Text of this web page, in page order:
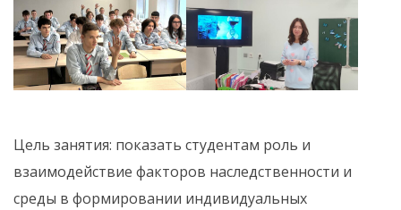
Цель занятия: показать студентам роль и
взаимодействие факторов наследственности и
среды в формировании индивидуальных